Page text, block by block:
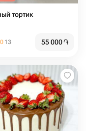
тортик
13 55 000֏